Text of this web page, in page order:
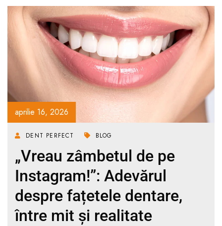
aprilie 16, 2026
DENT PERFECT BLOG
„Vreau zâmbetul de pe
Instagram!”: Adevărul
despre fațetele dentare,
între mit și realitate